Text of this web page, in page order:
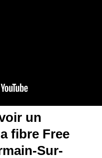
un
fibre Free
Sur-